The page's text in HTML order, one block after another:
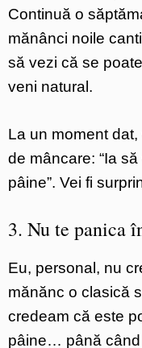
Continuă o
mănânci noile
să vezi că se
veni natural.
La un moment
de mâncare: “Ia
pâine”. Vei fi
3. Nu te panica
Eu, personal, nu
mănănc o clasică
credeam că este
pâine… până când